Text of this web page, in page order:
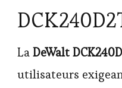
LaDeWalt
utilisateurs